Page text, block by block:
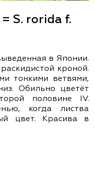
S. rorida f.
в Японии.
кроной.
тонкими ветвями,
Обильно цветёт
половине ІV.
когда листва
цвет. Красива в